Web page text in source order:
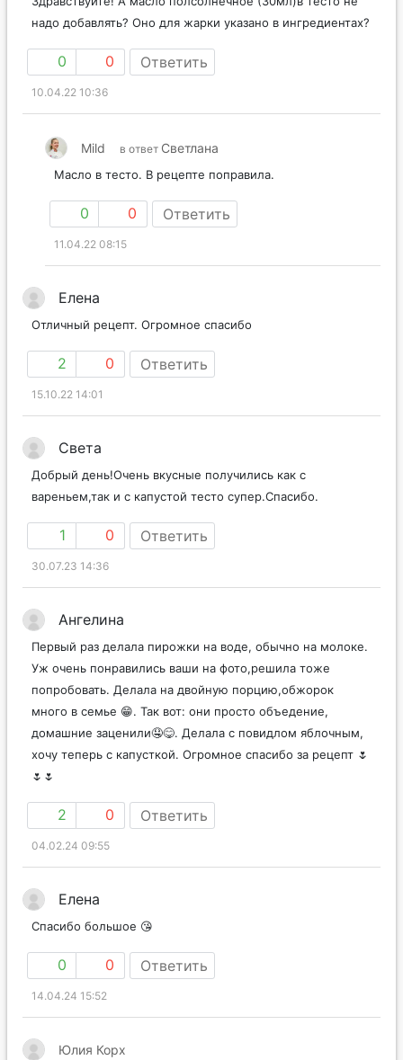
надо добавлять? Оно для жарки указано в ингредиентах?
0 0 Ответить
10.04.22 10:36
Mild в ответ Светлана
Масло в тесто. В рецепте поправила.
0 0 Ответить
11.04.22 08:15
Елена
Отличный рецепт. Огромное спасибо
2 0 Ответить
15.10.22 14:01
Света
Добрый день!Очень вкусные получились как с
вареньем,так и с капустой тесто супер.Спасибо.
1 0 Ответить
30.07.23 14:36
Ангелина
Первый раз делала пирожки на воде, обычно на молоке.
Уж очень понравились ваши на фото,решила тоже
попробовать. Делала на двойную порцию,обжорок
много в семье 😁. Так вот: они просто объедение,
домашние заценили🤤😋. Делала с повидлом яблочным,
хочу теперь с капусткой. Огромное спасибо за рецепт 🌷
🌷🌷
2 0 Ответить
04.02.24 09:55
Елена
Спасибо большое 😘
0 0 Ответить
14.04.24 15:52
Юлия Корх